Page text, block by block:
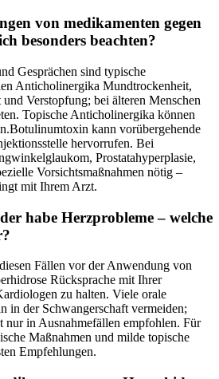
von medikamenten gegen
besonders beachten?
Gesprächen ‍sind typische
⁤Anticholinergika ⁢Mundtrockenheit,
Verstopfung; bei ⁤älteren Menschen
Topische Anticholinergika können
kann vorübergehende
hervorrufen. Bei⁣
Prostatahyperplasie,
‍Vorsichtsmaßnahmen nötig –
⁢mit​ Ihrem Arzt.
habe Herzprobleme – ⁣welche
Fällen ‌vor ⁤der Anwendung von
Rücksprache mit ⁣Ihrer
zu‍ halten. Viele orale
in der Schwangerschaft⁣ vermeiden;
in Ausnahmefällen empfohlen. Für
Maßnahmen und⁢ milde topische
Empfehlungen.